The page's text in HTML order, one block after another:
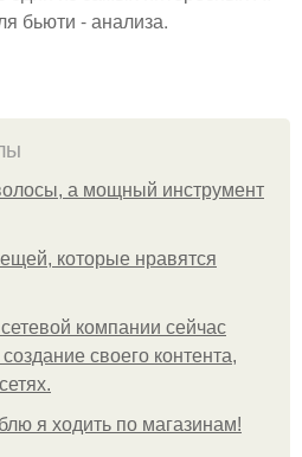
бьюти - анализа.
а мощный инструмент
которые нравятся
компании сейчас
своего контента,
я ходить по магазинам!